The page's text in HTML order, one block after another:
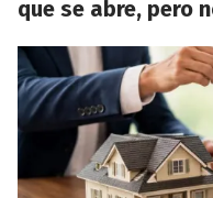
que se abre, pero